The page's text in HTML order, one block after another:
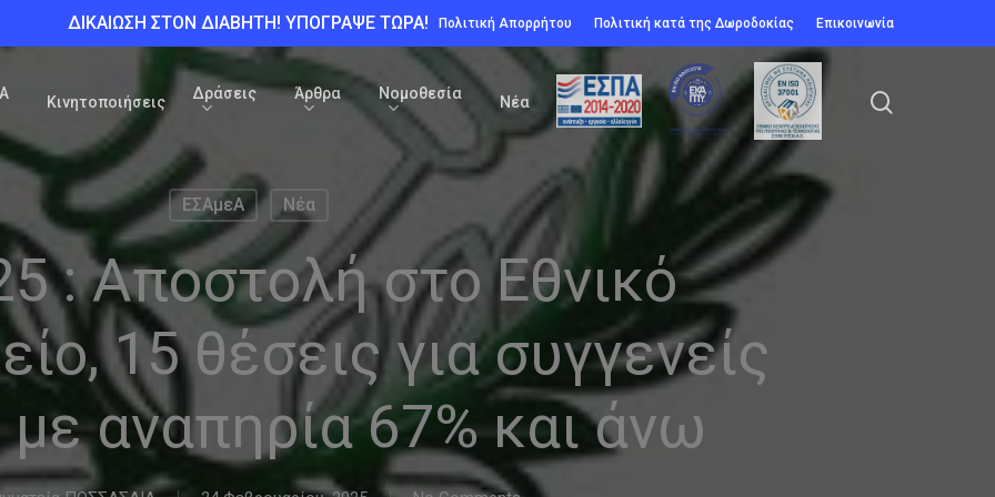
ΔΙΚΑΙΩΣΗ ΣΤΟΝ ΔΙΑΒΗΤΗ! ΥΠΟΓΡΑΨΕ ΤΩΡΑ! Πολιτική Απορρήτου Πολιτική κατά της Δωροδοκίας Επικοινωνία
Κινητοποιήσεις
Δράσεις Άρθρα Νομοθεσία
Νέα
ΕΣΑμεΑ Νέα
: Αποστολή στο Εθνικό
15 θέσεις για συγγενείς
αναπηρία 67% και άνω